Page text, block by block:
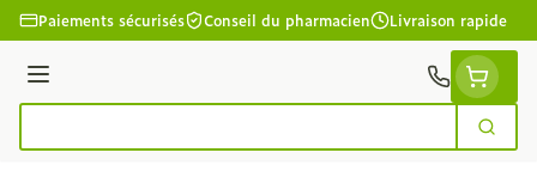
Aller au contenu
Paiements sécurisés Conseil du pharmacien Livraison rapide
Menu